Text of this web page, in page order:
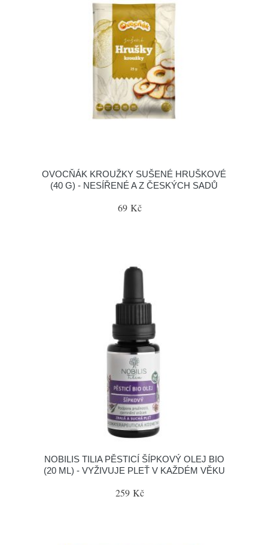
OVOCŇÁK KROUŽKY SUŠENÉ HRUŠKOVÉ
(40 G) - NESÍŘENÉ A Z ČESKÝCH SADŮ
69 Kč
NOBILIS TILIA PĚSTICÍ ŠÍPKOVÝ OLEJ BIO
(20 ML) - VYŽIVUJE PLEŤ V KAŽDÉM VĚKU
259 Kč